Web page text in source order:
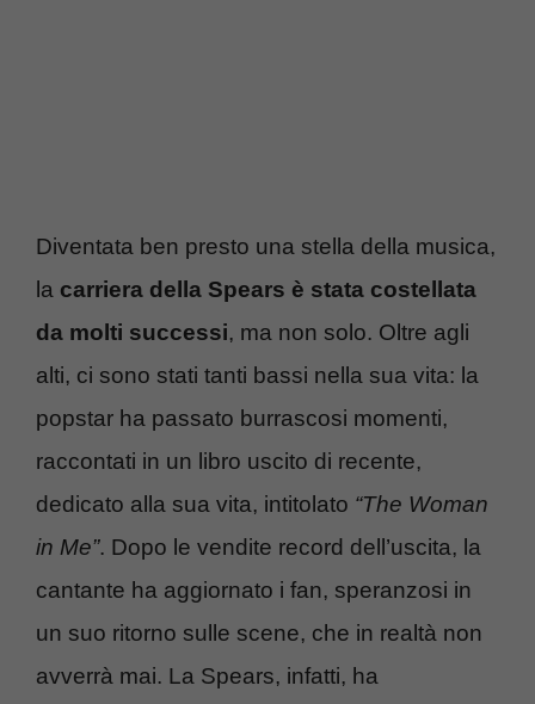
Diventata ben presto una stella della musica,
la carriera della Spears è stata costellata
da molti successi, ma non solo. Oltre agli
alti, ci sono stati tanti bassi nella sua vita: la
popstar ha passato burrascosi momenti,
raccontati in un libro uscito di recente,
dedicato alla sua vita, intitolato “The Woman
in Me”. Dopo le vendite record dell’uscita, la
cantante ha aggiornato i fan, speranzosi in
un suo ritorno sulle scene, che in realtà non
avverrà mai. La Spears, infatti, ha